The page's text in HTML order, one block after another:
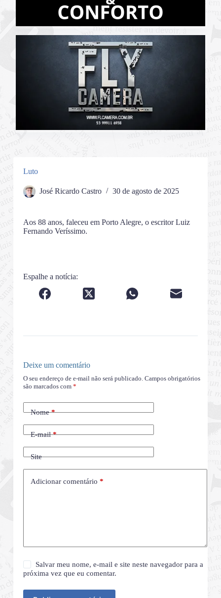
Luto
José Ricardo Castro 30 de agosto de 2025
Aos 88 anos, faleceu em Porto Alegre, o escritor Luiz
Fernando Veríssimo.
Espalhe a notícia:
Deixe um comentário
O seu endereço de e-mail não será publicado. Campos obrigatórios
são marcados com *
Nome*
E-mail*
Site
Adicionar comentário *
Salvar meu nome, e-mail e site neste navegador para a
próxima vez que eu comentar.